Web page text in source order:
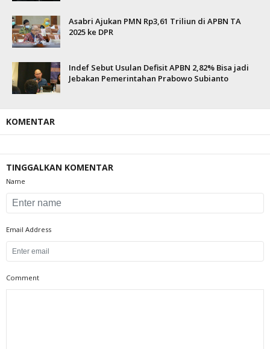
Asabri Ajukan PMN Rp3,61 Triliun di APBN TA
2025 ke DPR
Indef Sebut Usulan Defisit APBN 2,82% Bisa jadi
Jebakan Pemerintahan Prabowo Subianto
KOMENTAR
TINGGALKAN KOMENTAR
Name
Email Address
Comment